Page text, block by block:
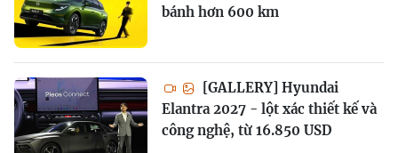
bánh hơn 600 km
[GALLERY] Hyundai
Elantra 2027 - lột xác thiết kế và
công nghệ, từ 16.850 USD